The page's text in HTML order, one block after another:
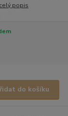
celý popis
do košíku